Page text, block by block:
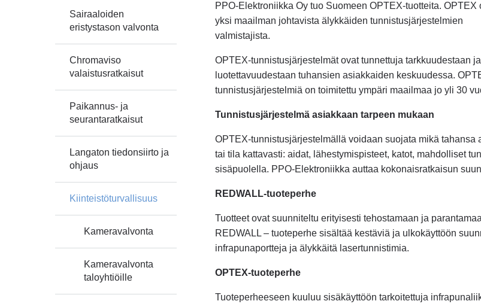
Sairaaloiden
eristystason valvonta
Chromaviso
valaistusratkaisut
Paikannus- ja
seurantaratkaisut
Langaton tiedonsiirto ja
ohjaus
Kiinteistöturvallisuus
Kameravalvonta
Kameravalvonta
taloyhtiöille
PPO-Elektroniikka Oy tuo Suomeen OPTEX-tuotteita. OPTEX
yksi maailman johtavista älykkäiden tunnistusjärjestelmien
valmistajista.
OPTEX-tunnistusjärjestelmät ovat tunnettuja tarkkuudestaan ja
luotettavuudestaan tuhansien asiakkaiden keskuudessa.
tunnistusjärjestelmiä on toimitettu ympäri maailmaa jo yli 30
Tunnistusjärjestelmä asiakkaan tarpeen mukaan
OPTEX-tunnistusjärjestelmällä voidaan suojata mikä tahansa
tai tila kattavasti: aidat, lähestymispisteet, katot, mahdolliset
sisäpuolella. PPO-Elektroniikka auttaa kokonaisratkaisun
REDWALL-tuoteperhe
Tuotteet ovat suunniteltu erityisesti tehostamaan ja
REDWALL – tuoteperhe sisältää kestäviä ja ulkokäyttöön
infrapunaportteja ja älykkäitä lasertunnistimia.
OPTEX-tuoteperhe
Tuoteperheeseen kuuluu sisäkäyttöön tarkoitettuja